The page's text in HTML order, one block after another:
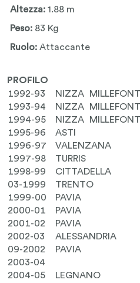
Altezza:1.88 m
Peso: 83 Kg
Ruolo:Attaccante
PROFILO
1992-93
NIZZA MILLEFONTI
1993-94
NIZZA MILLEFONTI
1994-95
NIZZA MILLEFONTI
1995-96
ASTI
1996-97
VALENZANA
1997-98
TURRIS
1998-99
CITTADELLA
03-1999
TRENTO
1999-00
PAVIA
2000-01
PAVIA
2001-02
PAVIA
2002-03
ALESSANDRIA
09-2002
PAVIA
2003-04
2004-05
LEGNANO